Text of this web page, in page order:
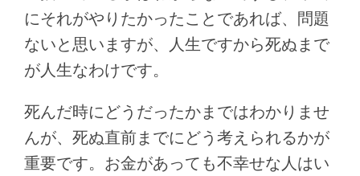
にそれがやりたかったことであれば、問題
ないと思いますが、人生ですから死ぬまで
が人生なわけです。
死んだ時にどうだったかまではわかりませ
んが、死ぬ直前までにどう考えられるかが
重要です。お金があっても不幸せな人はい